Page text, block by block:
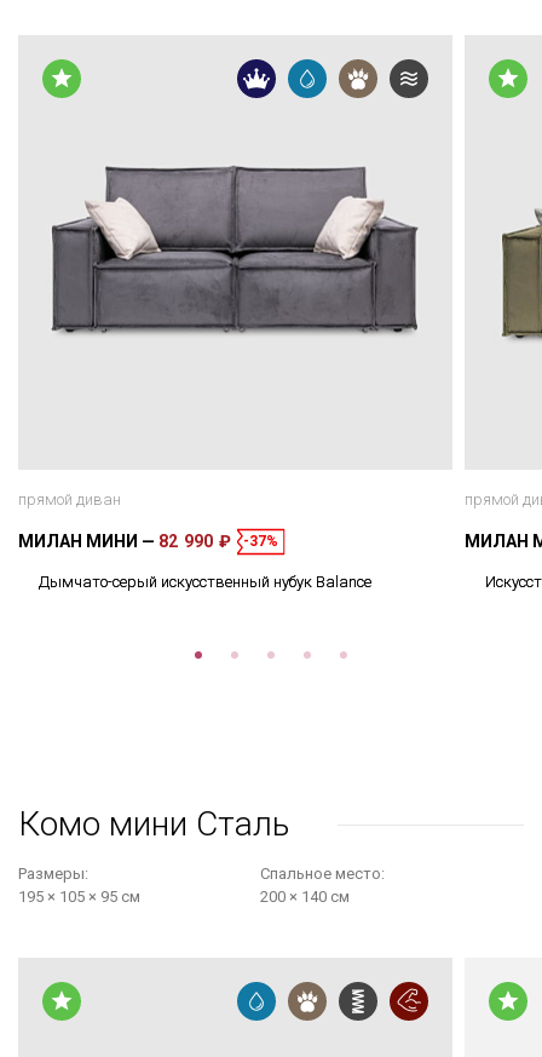
прямой диван
МИЛАН МИНИ 82 990 ₽ -37%
Дымчато-серый искусственный нубук Balance
прямой
МИЛАН
Комо мини Сталь
Размеры:
195 × 105 × 95 см
Cпальное место:
200 × 140 см